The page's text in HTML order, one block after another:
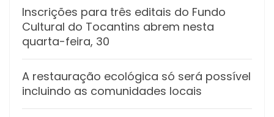
Inscrições para três editais do Fundo
Cultural do Tocantins abrem nesta
quarta-feira, 30
A restauração ecológica só será possível
incluindo as comunidades locais